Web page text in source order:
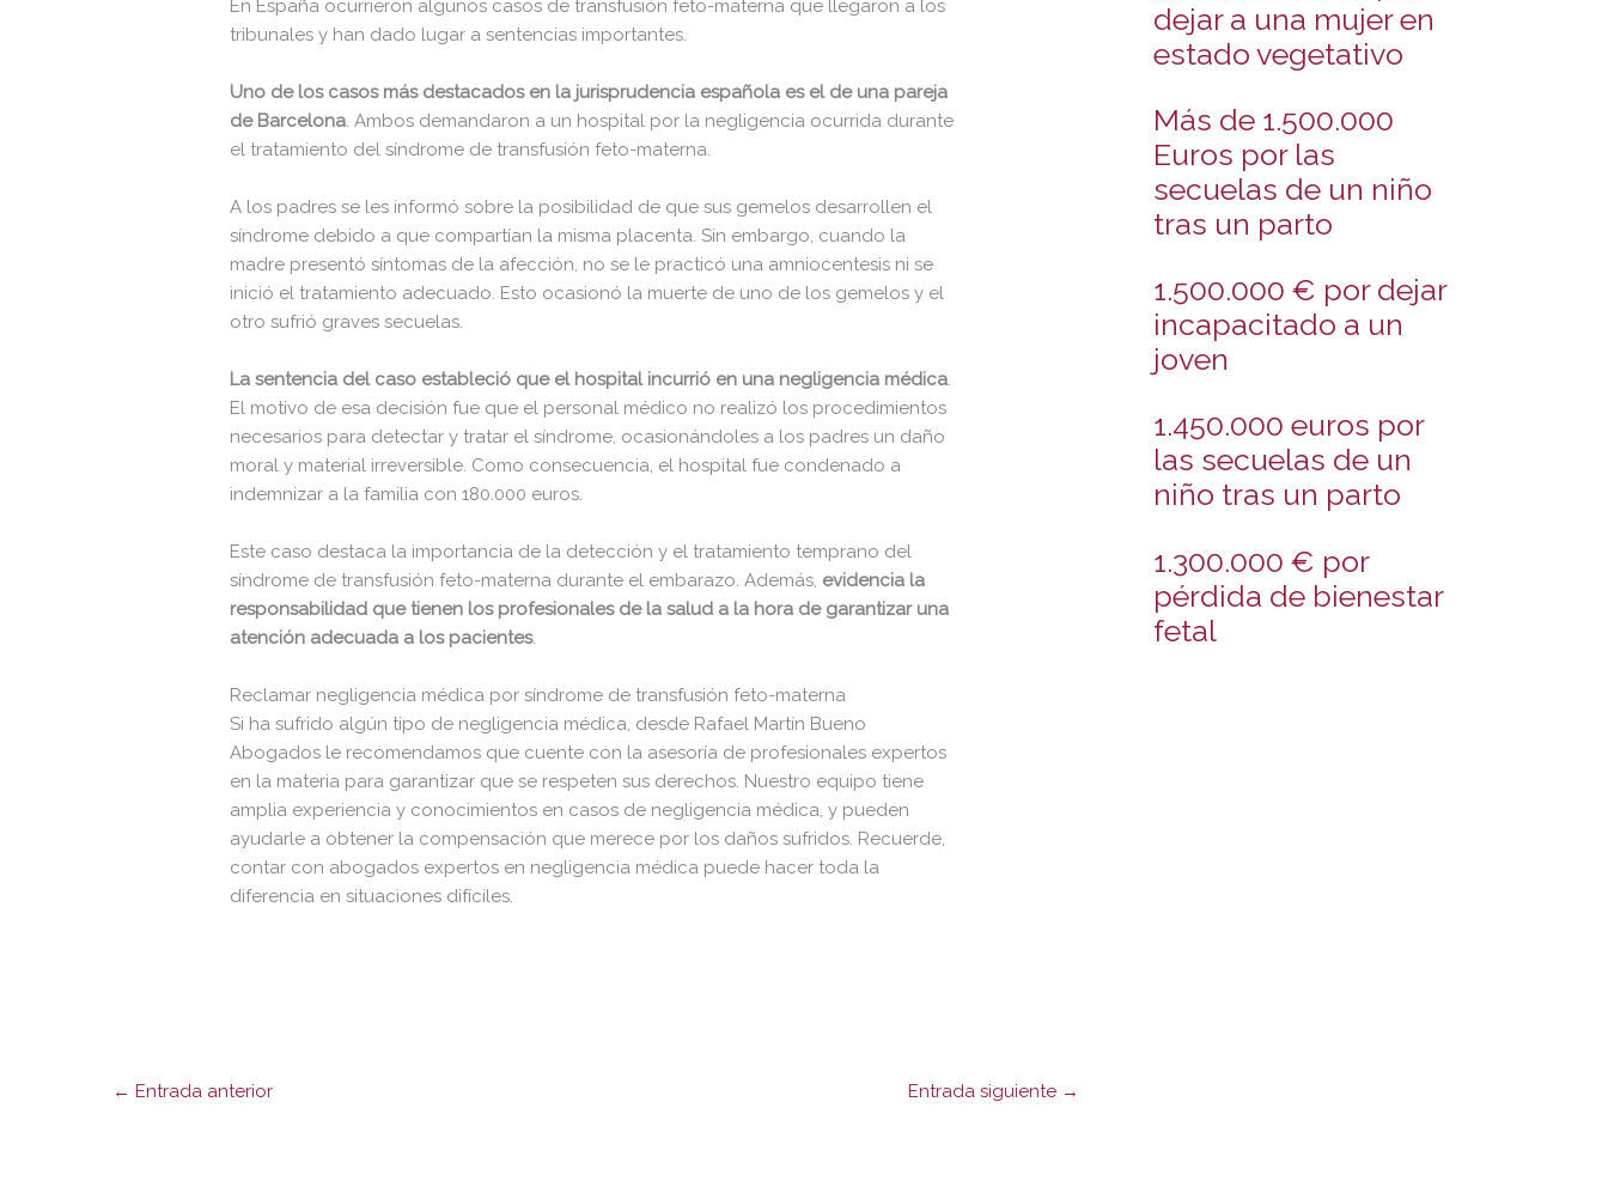
En España ocurrieron algunos casos de transfusión feto-materna que llegaron a los
tribunales y han dado lugar a sentencias importantes.
Uno de los casos más destacados en la jurisprudencia española es el de una pareja
de Barcelona. Ambos demandaron a un hospital por la negligencia ocurrida durante
el tratamiento del síndrome de transfusión feto-materna.
A los padres se les informó sobre la posibilidad de que sus gemelos desarrollen el
síndrome debido a que compartían la misma placenta. Sin embargo, cuando la
madre presentó síntomas de la afección, no se le practicó una amniocentesis ni se
inició el tratamiento adecuado. Esto ocasionó la muerte de uno de los gemelos y el
otro sufrió graves secuelas.
La sentencia del caso estableció que el hospital incurrió en una negligencia médica.
El motivo de esa decisión fue que el personal médico no realizó los procedimientos
necesarios para detectar y tratar el síndrome, ocasionándoles a los padres un daño
moral y material irreversible. Como consecuencia, el hospital fue condenado a
indemnizar a la familia con 180.000 euros.
Este caso destaca la importancia de la detección y el tratamiento temprano del
síndrome de transfusión feto-materna durante el embarazo. Además, evidencia la
responsabilidad que tienen los profesionales de la salud a la hora de garantizar una
atención adecuada a los pacientes.
Reclamar negligencia médica por síndrome de transfusión feto-materna
Si ha sufrido algún tipo de negligencia médica, desde Rafael Martín Bueno
Abogados le recomendamos que cuente con la asesoría de profesionales expertos
en la materia para garantizar que se respeten sus derechos. Nuestro equipo tiene
amplia experiencia y conocimientos en casos de negligencia médica, y pueden
ayudarle a obtener la compensación que merece por los daños sufridos. Recuerde,
contar con abogados expertos en negligencia médica puede hacer toda la
diferencia en situaciones difíciles.
← Entrada anterior Entrada siguiente →
dejar a una mujer en
estado vegetativo
Más de 1.500.000
Euros por las
secuelas de un niño
tras un parto
1.500.000 € por dejar
incapacitado a un
joven
1.450.000 euros por
las secuelas de un
niño tras un parto
1.300.000 € por
pérdida de bienestar
fetal